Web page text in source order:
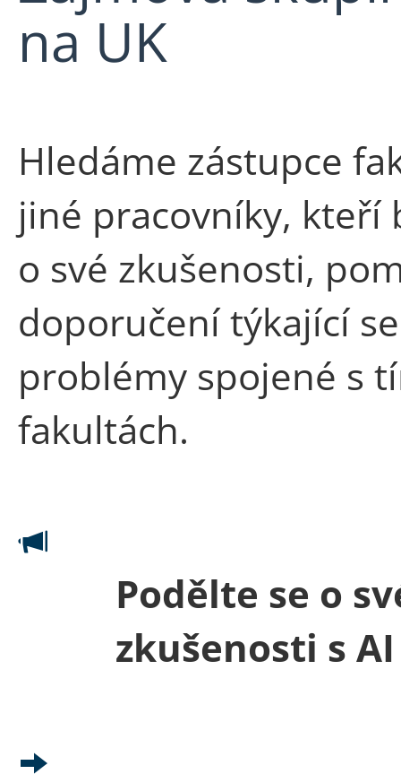
na UK
Hledáme zástupce
jiné pracovníky, kteří
o své zkušenosti,
doporučení týkající
problémy spojené s
fakultách.
Podělte se o
zkušenosti s AI